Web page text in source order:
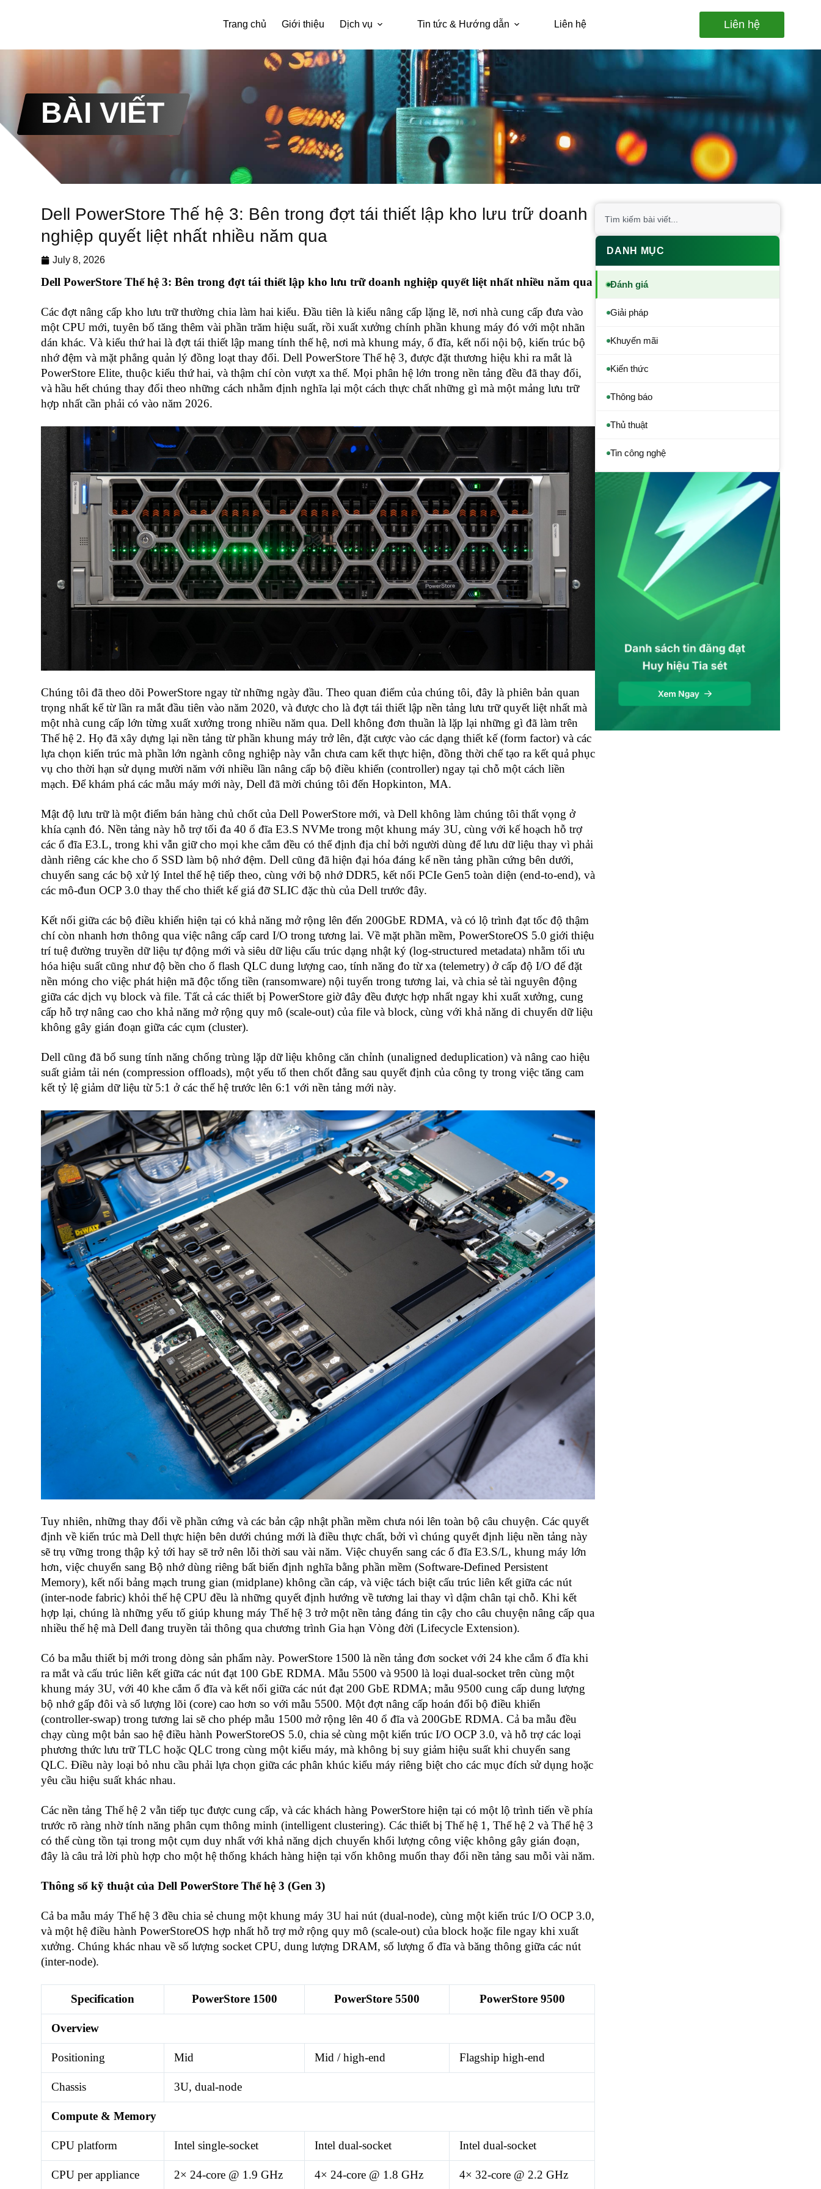
Trang chủ Giới thiệu Dịch vụ Tin tức & Hướng dẫn Liên hệ Liên hệ
BÀI VIẾT
Dell PowerStore Thế hệ 3: Bên trong đợt tái thiết lập kho lưu trữ doanh
nghiệp quyết liệt nhất nhiều năm qua
July 8, 2026
Dell PowerStore Thế hệ 3: Bên trong đợt tái thiết lập kho lưu trữ doanh nghiệp quyết liệt nhất nhiều năm qua
Các đợt nâng cấp kho lưu trữ thường chia làm hai kiểu. Đầu tiên là kiểu nâng cấp lặng lẽ, nơi nhà cung cấp đưa vào
một CPU mới, tuyên bố tăng thêm vài phần trăm hiệu suất, rồi xuất xưởng chính phần khung máy đó với một nhãn
dán khác. Và kiểu thứ hai là đợt tái thiết lập mang tính thế hệ, nơi mà khung máy, ổ đĩa, kết nối nội bộ, kiến trúc bộ
nhớ đệm và mặt phẳng quản lý đồng loạt thay đổi. Dell PowerStore Thế hệ 3, được đặt thương hiệu khi ra mắt là
PowerStore Elite, thuộc kiểu thứ hai, và thậm chí còn vượt xa thế. Mọi phân hệ lớn trong nền tảng đều đã thay đổi,
và hầu hết chúng thay đổi theo những cách nhằm định nghĩa lại một cách thực chất những gì mà một mảng lưu trữ
hợp nhất cần phải có vào năm 2026.
Chúng tôi đã theo dõi PowerStore ngay từ những ngày đầu. Theo quan điểm của chúng tôi, đây là phiên bản quan
trọng nhất kể từ lần ra mắt đầu tiên vào năm 2020, và được cho là đợt tái thiết lập nền tảng lưu trữ quyết liệt nhất mà
một nhà cung cấp lớn từng xuất xưởng trong nhiều năm qua. Dell không đơn thuần là lặp lại những gì đã làm trên
Thế hệ 2. Họ đã xây dựng lại nền tảng từ phần khung máy trở lên, đặt cược vào các dạng thiết kế (form factor) và các
lựa chọn kiến trúc mà phần lớn ngành công nghiệp này vẫn chưa cam kết thực hiện, đồng thời chế tạo ra kết quả phục
vụ cho thời hạn sử dụng mười năm với nhiều lần nâng cấp bộ điều khiển (controller) ngay tại chỗ một cách liền
mạch. Để khám phá các mẫu máy mới này, Dell đã mời chúng tôi đến Hopkinton, MA.
Mật độ lưu trữ là một điểm bán hàng chủ chốt của Dell PowerStore mới, và Dell không làm chúng tôi thất vọng ở
khía cạnh đó. Nền tảng này hỗ trợ tối đa 40 ổ đĩa E3.S NVMe trong một khung máy 3U, cùng với kế hoạch hỗ trợ
các ổ đĩa E3.L, trong khi vẫn giữ cho mọi khe cắm đều có thể định địa chỉ bởi người dùng để lưu dữ liệu thay vì phải
dành riêng các khe cho ổ SSD làm bộ nhớ đệm. Dell cũng đã hiện đại hóa đáng kể nền tảng phần cứng bên dưới,
chuyển sang các bộ xử lý Intel thế hệ tiếp theo, cùng với bộ nhớ DDR5, kết nối PCIe Gen5 toàn diện (end-to-end), và
các mô-đun OCP 3.0 thay thế cho thiết kế giá đỡ SLIC đặc thù của Dell trước đây.
Kết nối giữa các bộ điều khiển hiện tại có khả năng mở rộng lên đến 200GbE RDMA, và có lộ trình đạt tốc độ thậm
chí còn nhanh hơn thông qua việc nâng cấp card I/O trong tương lai. Về mặt phần mềm, PowerStoreOS 5.0 giới thiệu
trí tuệ đường truyền dữ liệu tự động mới và siêu dữ liệu cấu trúc dạng nhật ký (log-structured metadata) nhằm tối ưu
hóa hiệu suất cũng như độ bền cho ổ flash QLC dung lượng cao, tính năng đo từ xa (telemetry) ở cấp độ I/O để đặt
nền móng cho việc phát hiện mã độc tống tiền (ransomware) nội tuyến trong tương lai, và chia sẻ tài nguyên động
giữa các dịch vụ block và file. Tất cả các thiết bị PowerStore giờ đây đều được hợp nhất ngay khi xuất xưởng, cung
cấp hỗ trợ nâng cao cho khả năng mở rộng quy mô (scale-out) của file và block, cùng với khả năng di chuyển dữ liệu
không gây gián đoạn giữa các cụm (cluster).
Dell cũng đã bổ sung tính năng chống trùng lặp dữ liệu không căn chỉnh (unaligned deduplication) và nâng cao hiệu
suất giảm tải nén (compression offloads), một yếu tố then chốt đằng sau quyết định của công ty trong việc tăng cam
kết tỷ lệ giảm dữ liệu từ 5:1 ở các thế hệ trước lên 6:1 với nền tảng mới này.
Tuy nhiên, những thay đổi về phần cứng và các bản cập nhật phần mềm chưa nói lên toàn bộ câu chuyện. Các quyết
định về kiến trúc mà Dell thực hiện bên dưới chúng mới là điều thực chất, bởi vì chúng quyết định liệu nền tảng này
sẽ trụ vững trong thập kỷ tới hay sẽ trở nên lỗi thời sau vài năm. Việc chuyển sang các ổ đĩa E3.S/L, khung máy lớn
hơn, việc chuyển sang Bộ nhớ dùng riêng bất biến định nghĩa bằng phần mềm (Software-Defined Persistent
Memory), kết nối bảng mạch trung gian (midplane) không cần cáp, và việc tách biệt cấu trúc liên kết giữa các nút
(inter-node fabric) khỏi thế hệ CPU đều là những quyết định hướng về tương lai thay vì dậm chân tại chỗ. Khi kết
hợp lại, chúng là những yếu tố giúp khung máy Thế hệ 3 trở một nền tảng đáng tin cậy cho câu chuyện nâng cấp qua
nhiều thế hệ mà Dell đang truyền tải thông qua chương trình Gia hạn Vòng đời (Lifecycle Extension).
Có ba mẫu thiết bị mới trong dòng sản phẩm này. PowerStore 1500 là nền tảng đơn socket với 24 khe cắm ổ đĩa khi
ra mắt và cấu trúc liên kết giữa các nút đạt 100 GbE RDMA. Mẫu 5500 và 9500 là loại dual-socket trên cùng một
khung máy 3U, với 40 khe cắm ổ đĩa và kết nối giữa các nút đạt 200 GbE RDMA; mẫu 9500 cung cấp dung lượng
bộ nhớ gấp đôi và số lượng lõi (core) cao hơn so với mẫu 5500. Một đợt nâng cấp hoán đổi bộ điều khiển
(controller-swap) trong tương lai sẽ cho phép mẫu 1500 mở rộng lên 40 ổ đĩa và 200GbE RDMA. Cả ba mẫu đều
chạy cùng một bản sao hệ điều hành PowerStoreOS 5.0, chia sẻ cùng một kiến trúc I/O OCP 3.0, và hỗ trợ các loại
phương thức lưu trữ TLC hoặc QLC trong cùng một kiểu máy, mà không bị suy giảm hiệu suất khi chuyển sang
QLC. Điều này loại bỏ nhu cầu phải lựa chọn giữa các phân khúc kiểu máy riêng biệt cho các mục đích sử dụng hoặc
yêu cầu hiệu suất khác nhau.
Các nền tảng Thế hệ 2 vẫn tiếp tục được cung cấp, và các khách hàng PowerStore hiện tại có một lộ trình tiến về phía
trước rõ ràng nhờ tính năng phân cụm thông minh (intelligent clustering). Các thiết bị Thế hệ 1, Thế hệ 2 và Thế hệ 3
có thể cùng tồn tại trong một cụm duy nhất với khả năng dịch chuyển khối lượng công việc không gây gián đoạn,
đây là câu trả lời phù hợp cho một hệ thống khách hàng hiện tại vốn không muốn thay đổi nền tảng sau mỗi vài năm.
Thông số kỹ thuật của Dell PowerStore Thế hệ 3 (Gen 3)
Cả ba mẫu máy Thế hệ 3 đều chia sẻ chung một khung máy 3U hai nút (dual-node), cùng một kiến trúc I/O OCP 3.0,
và một hệ điều hành PowerStoreOS hợp nhất hỗ trợ mở rộng quy mô (scale-out) của block hoặc file ngay khi xuất
xưởng. Chúng khác nhau về số lượng socket CPU, dung lượng DRAM, số lượng ổ đĩa và băng thông giữa các nút
(inter-node).
Specification PowerStore 1500 PowerStore 5500 PowerStore 9500
Overview
Positioning Mid Mid / high-end Flagship high-end
Chassis 3U, dual-node
Compute & Memory
CPU platform Intel single-socket Intel dual-socket Intel dual-socket
CPU per appliance 2× 24-core @ 1.9 GHz 4× 24-core @ 1.8 GHz 4× 32-core @ 2.2 GHz
DANH MỤC
Đánh giá
Giải pháp
Khuyến mãi
Kiến thức
Thông báo
Thủ thuật
Tin công nghệ